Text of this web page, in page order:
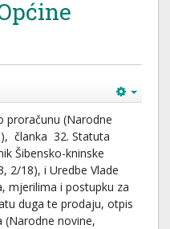
proračunu (Narodne
članka 32. Statuta
Šibensko-kninske
2/18), i Uredbe Vlade
mjerilima i postupku za
duga te prodaju, otpis
novine,